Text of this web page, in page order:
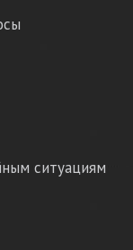
ситуациям